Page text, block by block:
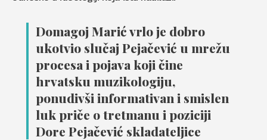
Domagoj Marić vrlo je dobro
ukotvio slučaj Pejačević u mrežu
procesa i pojava koji čine
hrvatsku muzikologiju,
ponudivši informativan i smislen
luk priče o tretmanu i poziciji
Dore Pejačević skladateljice